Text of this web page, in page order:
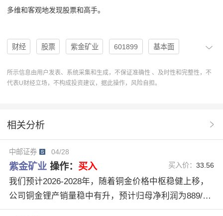
多维和客观地发现股票和高手。
财经 股票 紫金矿业 601899 基本面
股价 国际化 机构 评级 分析 买入
所示信息由用户发表、系统采集和生成，不保证准确性 、及时性和完整性，不
代表U财经立场，不构成投资建议，据此操作，风险自担。
相关分析
中邮证券 04/28
紫金矿业 操作： 买入 买入价：33.56
我们预计2026-2028年，随着铜金价格中枢稳健上移，
公司铜金锂产销量稳中有升，预计归母净利润为889/92
9/1072亿元，YOY为71.63%/4.59%/15.36%，对应PE为